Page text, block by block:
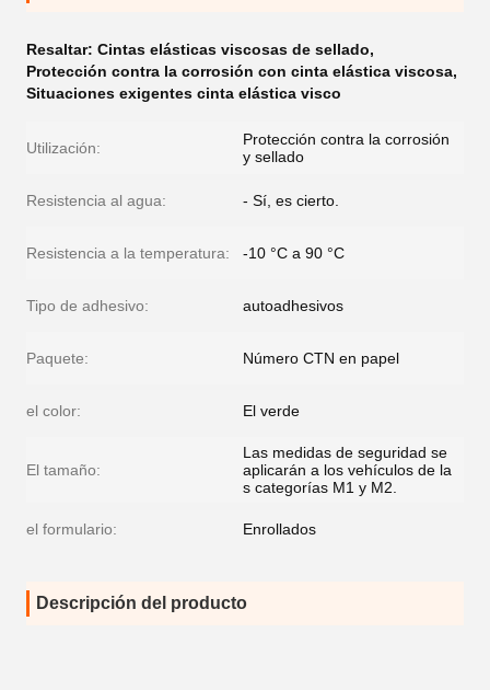
Resaltar: Cintas elásticas viscosas de sellado,
Protección contra la corrosión con cinta elástica viscosa,
Situaciones exigentes cinta elástica visco
Utilización:
Protección contra la corrosión
y sellado
Resistencia al agua: - Sí, es cierto.
Resistencia a la temperatura: -10 °C a 90 °C
Tipo de adhesivo: autoadhesivos
Paquete: Número CTN en papel
el color: El verde
El tamaño:
Las medidas de seguridad se
aplicarán a los vehículos de la
s categorías M1 y M2.
el formulario: Enrollados
Descripción del producto